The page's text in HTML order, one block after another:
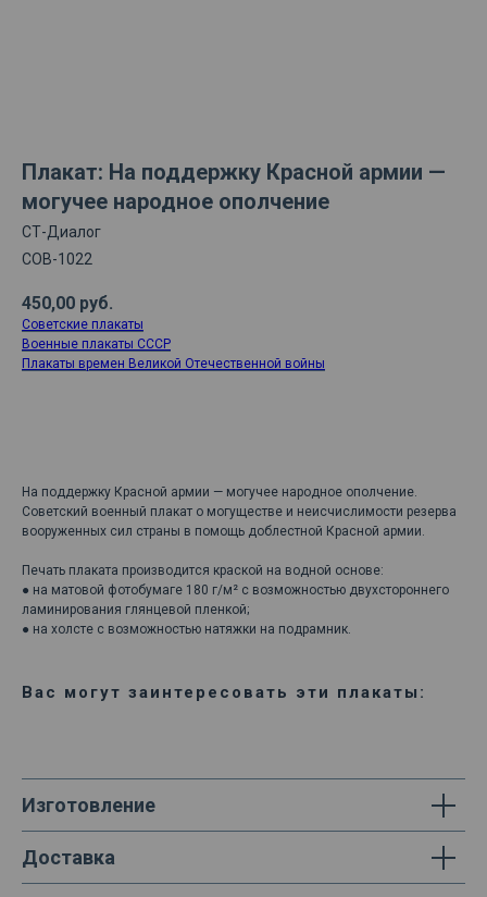
Плакат: На поддержку Красной армии —
могучее народное ополчение
СТ-Диалог
СОВ-1022
450,00 руб.
Советские плакаты
Военные плакаты СССР
Плакаты времен Великой Отечественной войны
На поддержку Красной армии — могучее народное ополчение.
Советский военный плакат о могуществе и неисчислимости резерва
вооруженных сил страны в помощь доблестной Красной армии.
Печать плаката производится краской на водной основе:
● на матовой фотобумаге 180 г/м² с возможностью двухстороннего
ламинирования глянцевой пленкой;
● на холсте с возможностью натяжки на подрамник.
Вас могут заинтересовать эти плакаты:
Изготовление
Доставка